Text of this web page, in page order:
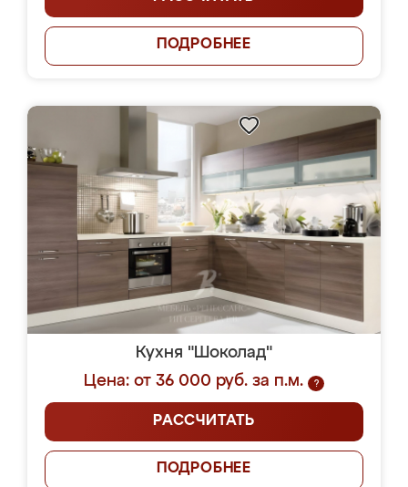
ПОДРОБНЕЕ
Кухня "Шоколад"
Цена: от 36 000 руб. за п.м.
?
РАССЧИТАТЬ
ПОДРОБНЕЕ